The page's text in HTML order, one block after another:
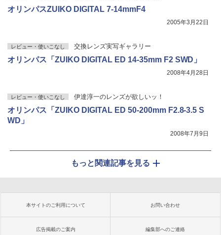
オリンパスZUIKO DIGITAL 7-14mmF4
2005年3月22日
レビュー・使いこなし 交換レンズ実写ギャラリー
オリンパス「ZUIKO DIGITAL ED 14-35mm F2 SWD」
2008年4月28日
レビュー・使いこなし 伊達淳一のレンズが欲しいッ！
オリンパス「ZUIKO DIGITAL ED 50-200mm F2.8-3.5 S
WD」
2008年7月9日
もっと関連記事を見る
本サイトのご利用について お問い合わせ
広告掲載のご案内 編集部へのご連絡